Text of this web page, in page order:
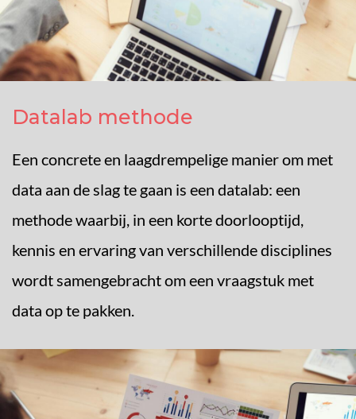
Datalab methode
Een concrete en laagdrempelige manier om met
data aan de slag te gaan is een datalab: een
methode waarbij, in een korte doorlooptijd,
kennis en ervaring van verschillende disciplines
wordt samengebracht om een vraagstuk met
data op te pakken.